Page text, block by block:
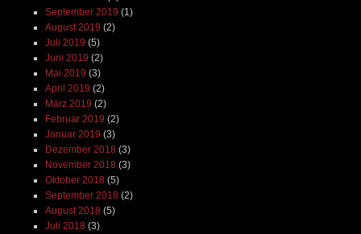
September 2019 (1)
August 2019 (2)
Juli 2019 (5)
Juni 2019 (2)
Mai 2019 (3)
April 2019 (2)
März 2019 (2)
Februar 2019 (2)
Januar 2019 (3)
Dezember 2018 (3)
November 2018 (3)
Oktober 2018 (5)
September 2018 (2)
August 2018 (5)
Juli 2018 (3)